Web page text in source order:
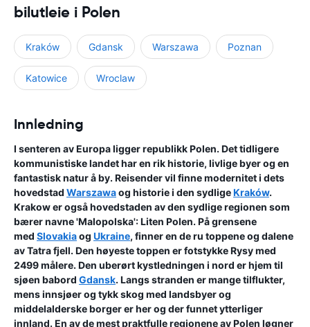
bilutleie i Polen
Kraków Gdansk Warszawa Poznan
Katowice Wroclaw
Innledning
I senteren av Europa ligger republikk Polen. Det tidligere
kommunistiske landet har en rik historie, livlige byer og en
fantastisk natur å by. Reisender vil finne modernitet i dets
hovedstad Warszawaog historie i den sydligeKraków.
Krakow er også hovedstaden av den sydlige regionen som
bærer navne 'Malopolska': Liten Polen. På grensene
med Slovakiaog Ukraine, finner en de ru toppene og dalene
av Tatra fjell. Den høyeste toppen er fotstykke Rysy med
2499 målere. Den uberørt kystledningen i nord er hjem til
sjøen babord Gdansk. Langs stranden er mange tilflukter,
mens innsjøer og tykk skog med landsbyer og
middelalderske borger er her og der funnet ytterliger
innland. En av de mest praktfulle regionene av Polen løgner